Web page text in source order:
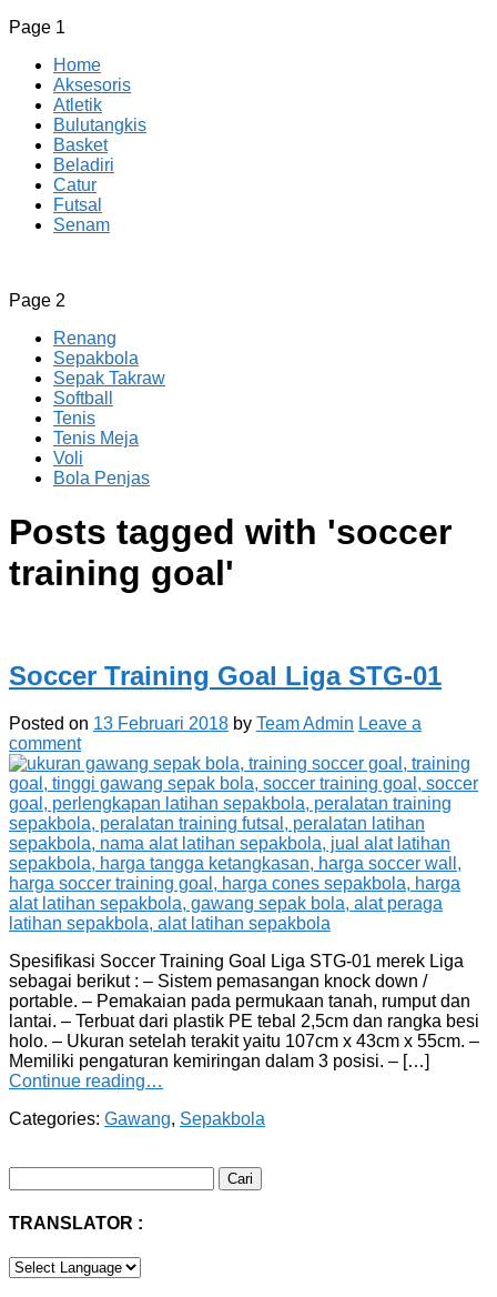
Page 1
Home
Aksesoris
Atletik
Bulutangkis
Basket
Beladiri
Catur
Futsal
Senam
CV JAYA BERSAMA Co Id
Menyediakan Semua Perlengkapan Olahraga Yang
Page 2
Renang
Sepakbola
Sepak Takraw
Softball
Tenis
Tenis Meja
Voli
Bola Penjas
Posts tagged with 'soccer
training goal'
Soccer Training Goal Liga STG-01
Posted on 13 Februari 2018 by Team Admin Leave a
comment
Spesifikasi Soccer Training Goal Liga STG-01 merek Liga
sebagai berikut : – Sistem pemasangan knock down /
portable. – Pemakaian pada permukaan tanah, rumput dan
lantai. – Terbuat dari plastik PE tebal 2,5cm dan rangka besi
holo. – Ukuran setelah terakit yaitu 107cm x 43cm x 55cm. –
Memiliki pengaturan kemiringan dalam 3 posisi. – […]
Continue reading…
Categories: Gawang, Sepakbola
untuk:
TRANSLATOR :